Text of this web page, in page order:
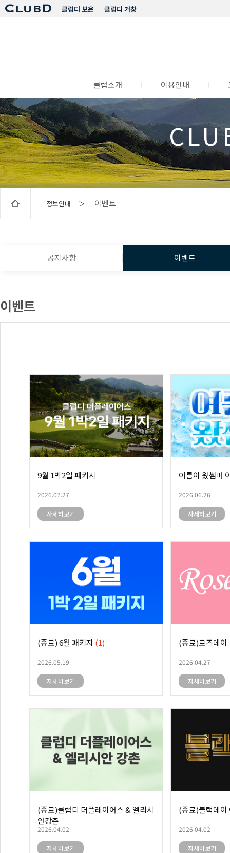
클럽디 거창
클럽디 보은
클럽소개 이용안내
정보안내 ＞ 이벤트
공지사항 이벤트
이벤트
9월 1박2일 패키지
2026.07.27
자세히보기
여름이 왔썸머
2026.06.26
자세히보기
(종료) 6월 패키지 (1)
2026.05.19
자세히보기
(종료)로즈데이
2026.04.27
자세히보기
(종료)클럽디 더플레이어스 & 엘리시
안강촌
2026.04.02
자세히보기
(종료)블랙데이
2026.04.02
자세히보기